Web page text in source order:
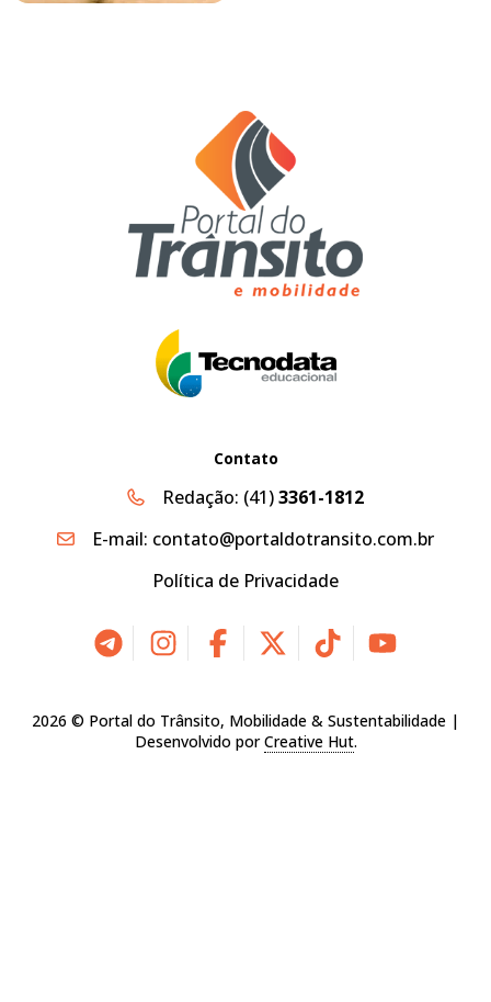
Contato
Redação: (41)3361-1812
E-mail: contato@portaldotransito.com.br
Política de Privacidade
2026 © Portal do Trânsito, Mobilidade & Sustentabilidade |
Desenvolvido porCreative Hut.